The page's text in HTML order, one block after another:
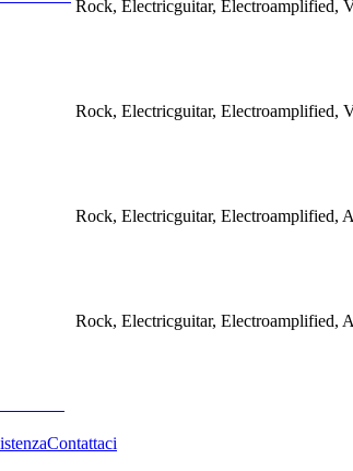
Rock, Electricguitar, Electroamplified,
Rock, Electricguitar, Electroamplified,
Rock, Electricguitar, Electroamplified,
Rock, Electricguitar, Electroamplified,
Contattaci